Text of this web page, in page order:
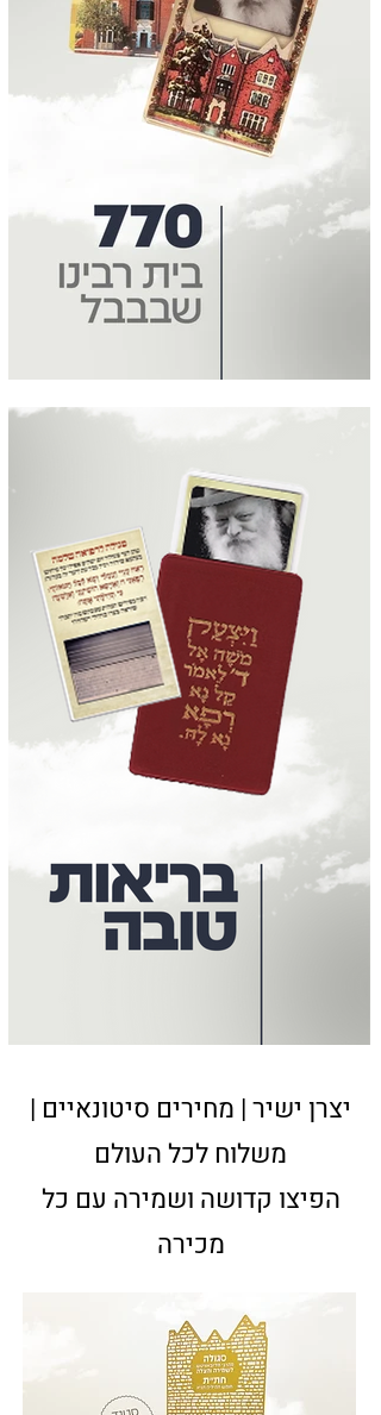
יצרן ישיר | מחירים סיטונאיים |
משלוח לכל העולם
הפיצו קדושה ושמירה עם כל
מכירה